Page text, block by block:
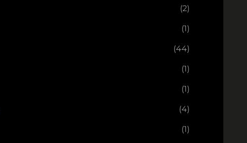
(2)
(1)
(44)
(1)
(1)
(4)
(1)